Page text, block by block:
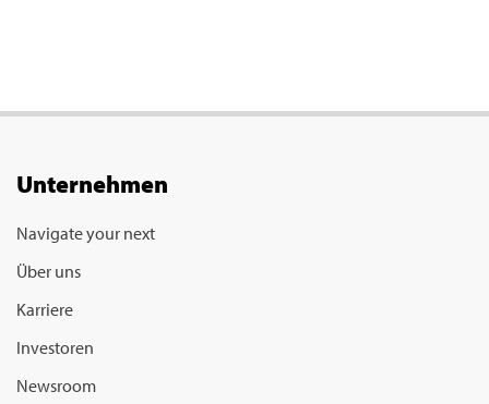
Unternehmen
Navigate your next
Über uns
Karriere
Investoren
Newsroom